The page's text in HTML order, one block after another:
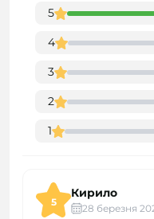
5
4
3
2
1
5
Кирило
28 березня